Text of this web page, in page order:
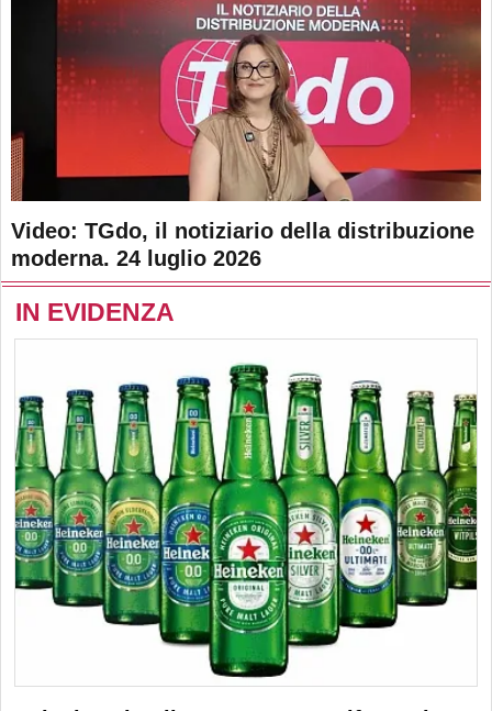
Video: TGdo, il notiziario della distribuzione
moderna. 24 luglio 2026
IN EVIDENZA